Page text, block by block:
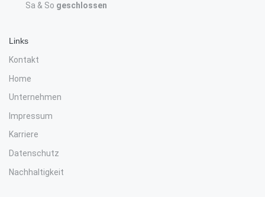
Sa & So geschlossen
Links
Kontakt
Home
Unternehmen
Impressum
Karriere
Datenschutz
Nachhaltigkeit